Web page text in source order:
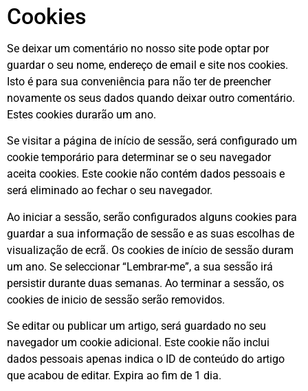
Cookies
Se deixar um comentário no nosso site pode optar por
guardar o seu nome, endereço de email e site nos cookies.
Isto é para sua conveniência para não ter de preencher
novamente os seus dados quando deixar outro comentário.
Estes cookies durarão um ano.
Se visitar a página de início de sessão, será configurado um
cookie temporário para determinar se o seu navegador
aceita cookies. Este cookie não contém dados pessoais e
será eliminado ao fechar o seu navegador.
Ao iniciar a sessão, serão configurados alguns cookies para
guardar a sua informação de sessão e as suas escolhas de
visualização de ecrã. Os cookies de início de sessão duram
um ano. Se seleccionar “Lembrar-me”, a sua sessão irá
persistir durante duas semanas. Ao terminar a sessão, os
cookies de inicio de sessão serão removidos.
Se editar ou publicar um artigo, será guardado no seu
navegador um cookie adicional. Este cookie não inclui
dados pessoais apenas indica o ID de conteúdo do artigo
que acabou de editar. Expira ao fim de 1 dia.